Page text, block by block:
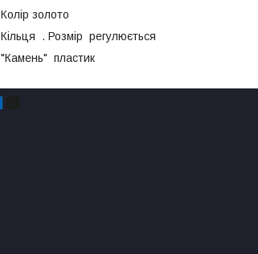
Колір золото
Кільця . Розмір регулюється
"Камень" пластик